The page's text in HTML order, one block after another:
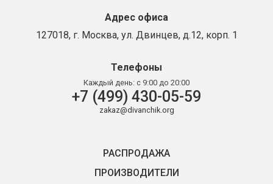
Адрес офиса
127018, г. Москва, ул. Двинцев, д.12, корп. 1
Телефоны
Каждый день: с 9:00 до 20:00
+7 (499) 430-05-59
zakaz@divanchik.org
РАСПРОДАЖА
ПРОИЗВОДИТЕЛИ